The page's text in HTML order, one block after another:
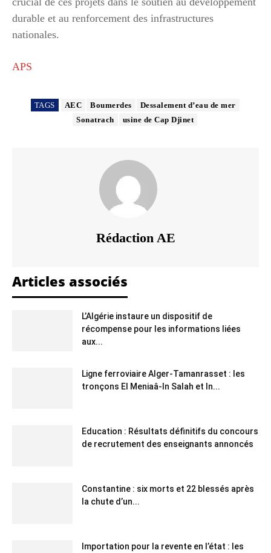
durable et au renforcement des infrastructures
nationales.
APS
TAGS AEC Boumerdes
Dessalement d’eau de mer
Sonatrach
usine de Cap Djinet
Rédaction AE
Articles associés
L’Algérie instaure un dispositif de
récompense pour les informations liées
aux...
Ligne ferroviaire Alger-Tamanrasset : les
tronçons El Meniaâ-In Salah et In...
Education : Résultats définitifs du concours
de recrutement des enseignants annoncés
Constantine : six morts et 22 blessés après
la chute d’un...
Importation pour la revente en l’état : les